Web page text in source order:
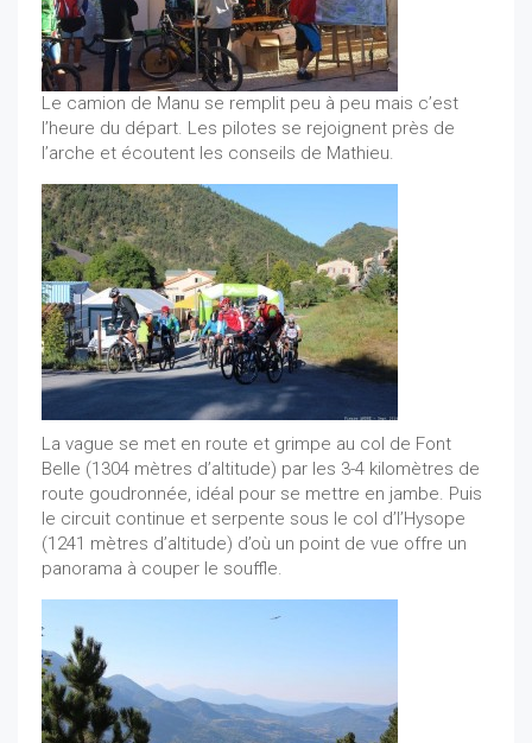
Le camion de Manu se remplit peu à peu mais c’est
l’heure du départ. Les pilotes se rejoignent près de
l’arche et écoutent les conseils de Mathieu.
La vague se met en route et grimpe au col de Font
Belle (1304 mètres d’altitude) par les 3-4 kilomètres de
route goudronnée, idéal pour se mettre en jambe. Puis
le circuit continue et serpente sous le col d’l’Hysope
(1241 mètres d’altitude) d’où un point de vue offre un
panorama à couper le souffle.